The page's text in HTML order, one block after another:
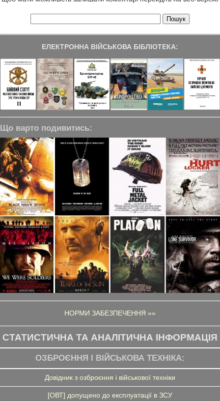
ЕЛЕКТРОННА ВІЙСЬКОВА БІБЛІОТЕКА:
Що варто подивитись:
НОРМИ ЗАБЕЗПЕЧЕННЯ »»
СТАТИСТИЧНА ТА АНАЛІТИЧНА ІНФОРМАЦІЯ
ОЗБРОЄННЯ І ВІЙСЬКОВА ТЕХНІКА:
Довідник з озброєння і військової техніки
[ОВТ] допущено до експлуатації в ЗСУ